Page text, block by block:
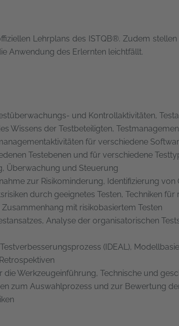
Lehrplans des ISTQB®. Zudem
Anwendung des Erlernten leichtfällt.
und Kontrollaktivitäten,
Wissens der Testbeteiligten,
für verschiedene
Testebenen und für verschiedene
Überwachung und Steuerung
zur Risikominderung, Identifizierung
durch geeignetes Testen, Techniken für
mit risikobasiertem Testen
Analyse der organisatorischen
Testverbesserungsprozess (IDEAL),
die Werkzeugeinführung, Technische und
zum Auswahlprozess und zur Bewertung